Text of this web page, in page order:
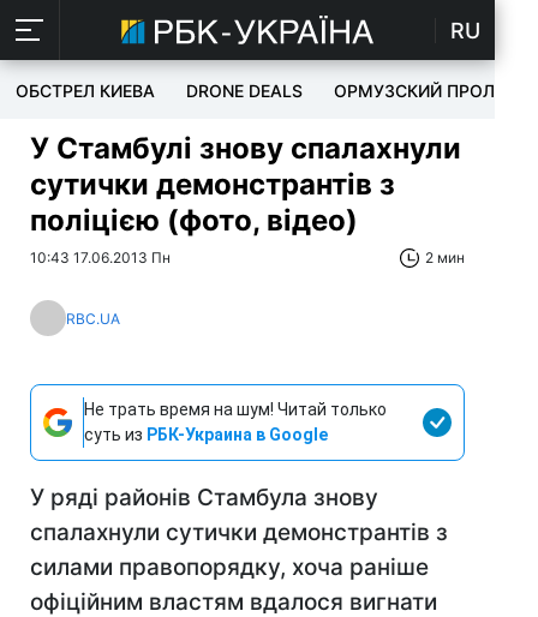
RU
ОБСТРЕЛ КИЕВА DRONE DEALS ОРМУЗСКИЙ ПРОЛИВ
У Стамбулі знову спалахнули
сутички демонстрантів з
поліцією (фото, відео)
10:43 17.06.2013 Пн 2 мин
RBC.UA
Не трать время на шум! Читай только
суть из РБК-Украина в Google
У ряді районів Стамбула знову
спалахнули сутички демонстрантів з
силами правопорядку, хоча раніше
офіційним властям вдалося вигнати